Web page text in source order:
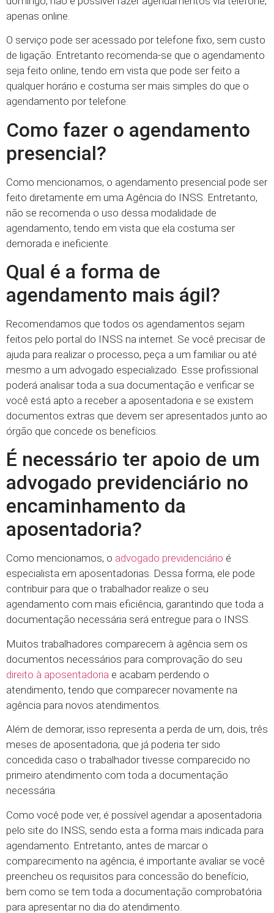
apenas online.
O serviço pode ser acessado por telefone fixo, sem custo
de ligação. Entretanto recomenda-se que o agendamento
seja feito online, tendo em vista que pode ser feito a
qualquer horário e costuma ser mais simples do que o
agendamento por telefone.
Como fazer o agendamento
presencial?
Como mencionamos, o agendamento presencial pode ser
feito diretamente em uma Agência do INSS. Entretanto,
não se recomenda o uso dessa modalidade de
agendamento, tendo em vista que ela costuma ser
demorada e ineficiente.
Qual é a forma de
agendamento mais ágil?
Recomendamos que todos os agendamentos sejam
feitos pelo portal do INSS na internet. Se você precisar de
ajuda para realizar o processo, peça a um familiar ou até
mesmo a um advogado especializado. Esse profissional
poderá analisar toda a sua documentação e verificar se
você está apto a receber a aposentadoria e se existem
documentos extras que devem ser apresentados junto ao
órgão que concede os benefícios.
É necessário ter apoio de um
advogado previdenciário no
encaminhamento da
aposentadoria?
Como mencionamos, o advogado previdenciário é
especialista em aposentadorias. Dessa forma, ele pode
contribuir para que o trabalhador realize o seu
agendamento com mais eficiência, garantindo que toda a
documentação necessária será entregue para o INSS.
Muitos trabalhadores comparecem à agência sem os
documentos necessários para comprovação do seu
direito à aposentadoria e acabam perdendo o
atendimento, tendo que comparecer novamente na
agência para novos atendimentos.
Além de demorar, isso representa a perda de um, dois, três
meses de aposentadoria, que já poderia ter sido
concedida caso o trabalhador tivesse comparecido no
primeiro atendimento com toda a documentação
necessária.
Como você pode ver, é possível agendar a aposentadoria
pelo site do INSS, sendo esta a forma mais indicada para
agendamento. Entretanto, antes de marcar o
comparecimento na agência, é importante avaliar se você
preencheu os requisitos para concessão do benefício,
bem como se tem toda a documentação comprobatória
para apresentar no dia do atendimento.